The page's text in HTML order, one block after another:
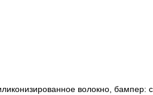
волокно, бампер: